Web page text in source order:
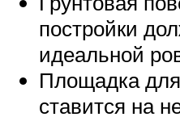
постройки
идеальной
Площадка
ставится на